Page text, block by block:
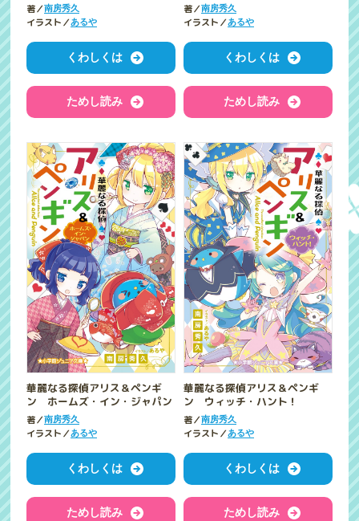
著／南房秀久
イラスト／あるや
くわしくは
ためし読み
著／南房秀久
イラスト／あるや
くわしくは
ためし読み
華麗なる探偵アリス＆ペンギ
ン ホームズ・イン・ジャパン
著／南房秀久
イラスト／あるや
くわしくは
ためし読み
華麗なる探偵アリス＆ペンギ
ン ウィッチ・ハント！
著／南房秀久
イラスト／あるや
くわしくは
ためし読み